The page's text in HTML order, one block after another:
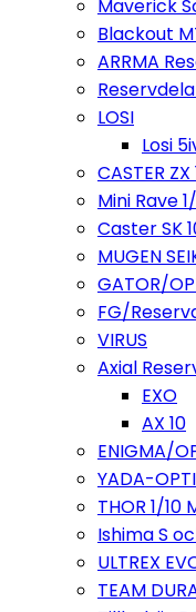
Maverick
Blackout
ARRMA
LOSI
Losi
CASTER ZX
Mini Rave
Caster SK
MUGEN
GATOR/
FG/
VIRUS
Axial
EXO
AX 10
ENIGMA/
YADA-
THOR 1/10
Ishima S
ULTREX
TEAM